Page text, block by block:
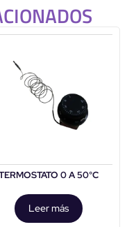
0 A 50°C
Leer más